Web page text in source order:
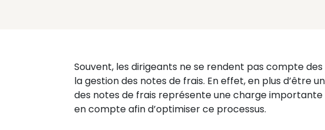
Souvent, les dirigeants ne se rendent pas compte
la gestion des notes de frais. En effet, en plus d’être
des notes de frais représente une charge
en compte afin d’optimiser ce processus.